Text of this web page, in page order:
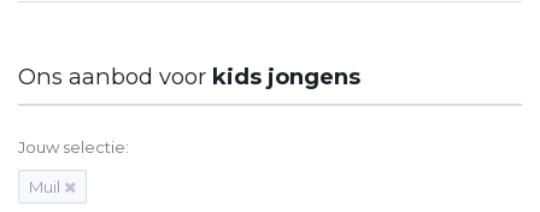
Ons aanbod voor kids jongens
Jouw selectie:
Muil